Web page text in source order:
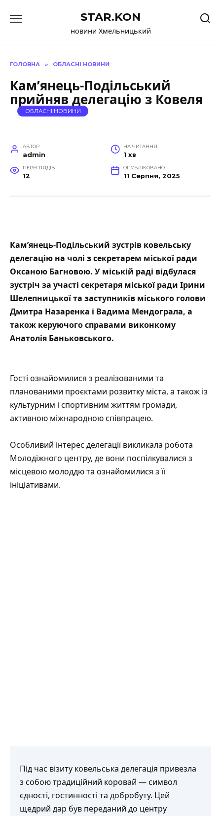
до
STAR.KON
новини Хмельницький
ГОЛОВНА » ОБЛАСНІ НОВИНИ
Кам’янець-Подільський
прийняв делегацію з Ковеля
ОБЛАСНІ НОВИНИ
АВТОР
admin
НА ЧИТАННЯ
1 хв
ПЕРЕГЛЯДІВ
12
ОПУБЛІКОВАНО
11 Серпня, 2025
Кам’янець-Подільський зустрів ковельську
делегацію на чолі з секретарем міської ради
Оксаною Багновою. У міській раді відбулася
зустріч за участі секретаря міської ради Ірини
Шелепницькоїта заступників міського голови
Дмитра Назаренка і Вадима Мендограла, а
також керуючого справами виконкому
Анатолія Баньковського.
Гості ознайомилися з реалізованими та
планованими проєктами розвитку міста, а також із
культурним і спортивним життям громади,
активною міжнародною співпрацею.
Особливий інтерес делегації викликала робота
Молодіжного центру, де вони поспілкувалися з
місцевою молоддю та ознайомилися з її
ініціативами.
Під час візиту ковельська делегація привезла
з собою традиційний коровай — символ
єдності, гостинності та добробуту. Цей
щедрий дар був переданий до центру